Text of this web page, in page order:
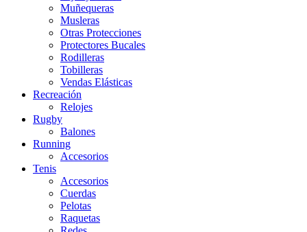
Muñequeras
Musleras
Otras Protecciones
Protectores Bucales
Rodilleras
Tobilleras
Vendas Elásticas
Recreación
Relojes
Rugby
Balones
Running
Accesorios
Tenis
Accesorios
Cuerdas
Pelotas
Raquetas